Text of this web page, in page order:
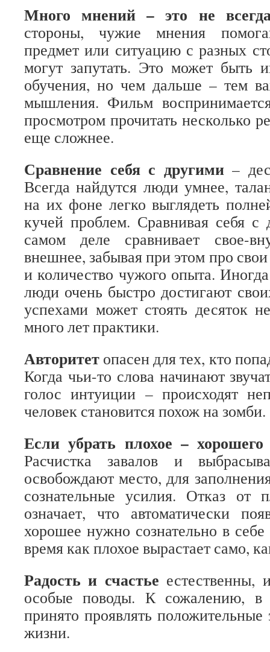
Много мнений – это не
стороны, чужие мнения
предмет или ситуацию с разных
могут запутать. Это может быть
обучения, но чем дальше – тем
мышления. Фильм
просмотром прочитать несколько
еще сложнее.
Сравнение себя с другими –
Всегда найдутся люди умнее,
на их фоне легко выглядеть
кучей проблем. Сравнивая себя с
самом деле сравнивает свое-
внешнее, забывая при этом про
и количество чужого опыта.
люди очень быстро достигают
успехами может стоять десяток
много лет практики.
Авторитет опасен для тех, кто
Когда чьи-то слова начинают
голос интуиции – происходят
человек становится похож на зомби.
Если убрать плохое –
Расчистка завалов и
освобождают место, для
сознательные усилия. Отказ от
означает, что автоматически
хорошее нужно сознательно в себе
время как плохое вырастает само,
Радость и счастье
особые поводы. К сожалению, в
принято проявлять положительные
жизни.